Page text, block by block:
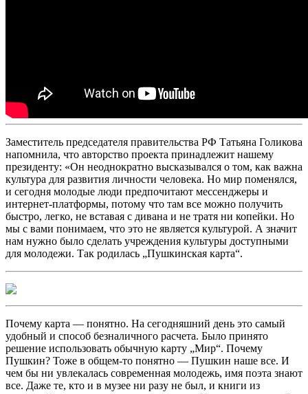
Заместитель председателя правительства РФ Татьяна Голикова
напомнила, что авторство проекта принадлежит нашему
президенту: «Он неоднократно высказывался о том, как важна
культура для развития личности человека. Но мир поменялся,
и сегодня молодые люди предпочитают мессенджеры и
интернет-платформы, потому что там все можно получить
быстро, легко, не вставая с дивана и не тратя ни копейки. Но
мы с вами понимаем, что это не является культурой. А значит
нам нужно было сделать учреждения культуры доступными
для молодежи. Так родилась „Пушкинская карта“.
Почему карта — понятно. На сегодняшний день это самый
удобный и способ безналичного расчета. Было принято
решение использовать обычную карту „Мир“. Почему
Пушкин? Тоже в общем-то понятно — Пушкин наше все. И
чем бы ни увлекалась современная молодежь, имя поэта знают
все. Даже те, кто и в музее ни разу не был, и книги из